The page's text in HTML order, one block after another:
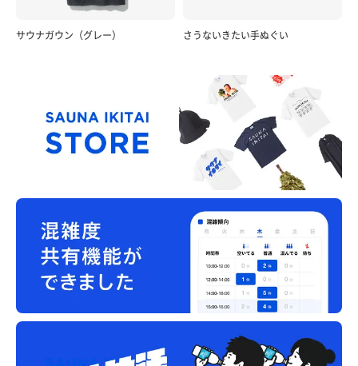
サウナガウン（グレー） さうないきたい手ぬぐい